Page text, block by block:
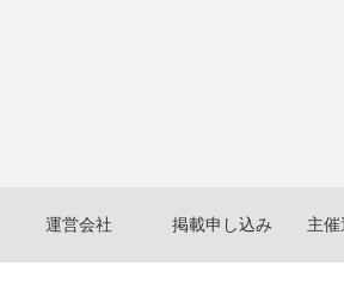
運営会社 掲載申し込み 主